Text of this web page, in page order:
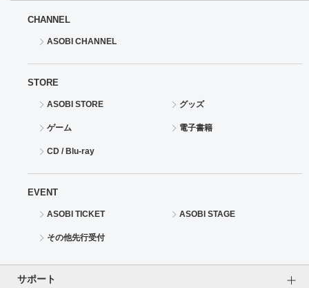
CHANNEL
ASOBI CHANNEL
STORE
ASOBI STORE グッズ
ゲーム 電子書籍
CD / Blu-ray
EVENT
ASOBI TICKET ASOBI STAGE
その他先行受付
サポート